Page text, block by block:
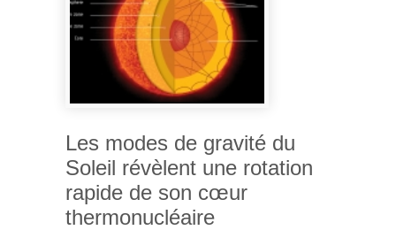
Les modes de gravité du
Soleil révèlent une rotation
rapide de son cœur
thermonucléaire